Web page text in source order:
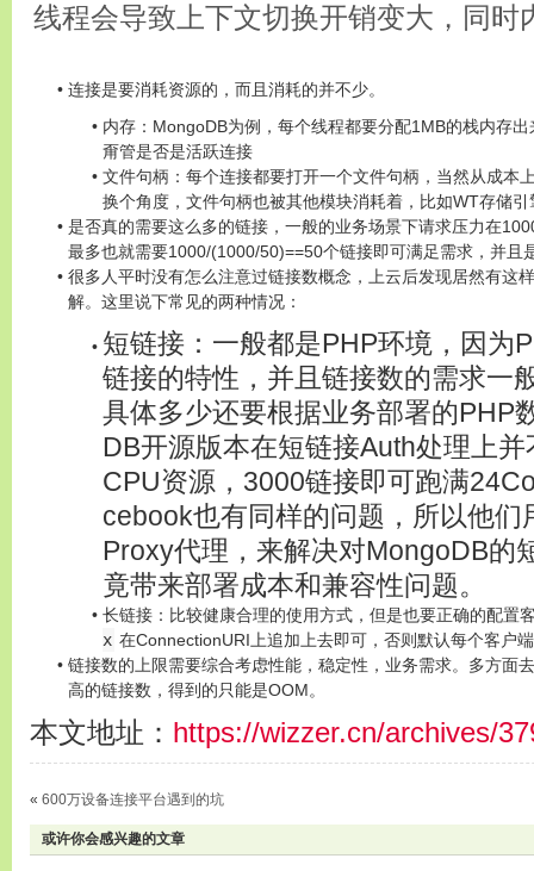
线程会导致上下文切换开销变大，同时
连接是要消耗资源的，而且消耗的并不少。
内存：MongoDB为例，每个线程都要分配1MB的栈内存
甭管是否是活跃连接
文件句柄：每个连接都要打开一个文件句柄，当然从成本
换个角度，文件句柄也被其他模块消耗着，比如WT存储
是否真的需要这么多的链接，一般的业务场景下请求压力在
最多也就需要1000/(1000/50)==50个链接即可满足需求，并且
很多人平时没有怎么注意过链接数概念，上云后发现居然有这
解。这里说下常见的两种情况：
短链接：一般都是PHP环境，因为
链接的特性，并且链接数的需求一
具体多少还要根据业务部署的PHP
DB开源版本在短链接Auth处理上
CPU资源，3000链接即可跑满
cebook也有同样的问题，所以他
Proxy代理，来解决对MongoDB的
竟带来部署成本和兼容性问题。
长链接：比较健康合理的使用方式，但是也要正确的配置
x 在ConnectionURI上追加上去即可，否则默认每个客户
链接数的上限需要综合考虑性能，稳定性，业务需求。多方面
高的链接数，得到的只能是OOM。
本文地址： https://wizzer.cn/archives/
« 600万设备连接平台遇到的坑
或许你会感兴趣的文章